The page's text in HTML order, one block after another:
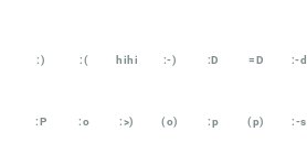
:) :( hihi :-) :D =D :-d
:P :o :>) (o) :p (p) :-s